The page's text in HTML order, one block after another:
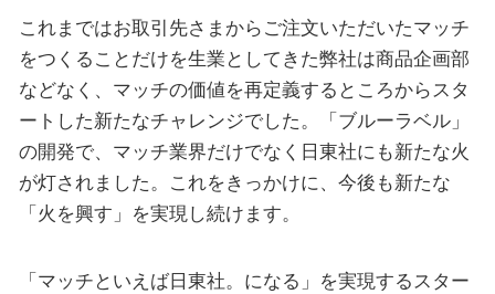
これまではお取引先さまからご注文いただいたマッチ
をつくることだけを生業としてきた弊社は商品企画部
などなく、マッチの価値を再定義するところからスタ
ートした新たなチャレンジでした。「ブルーラベル」
の開発で、マッチ業界だけでなく日東社にも新たな火
が灯されました。これをきっかけに、今後も新たな
「火を興す」を実現し続けます。
「マッチといえば日東社。になる」を実現するスター